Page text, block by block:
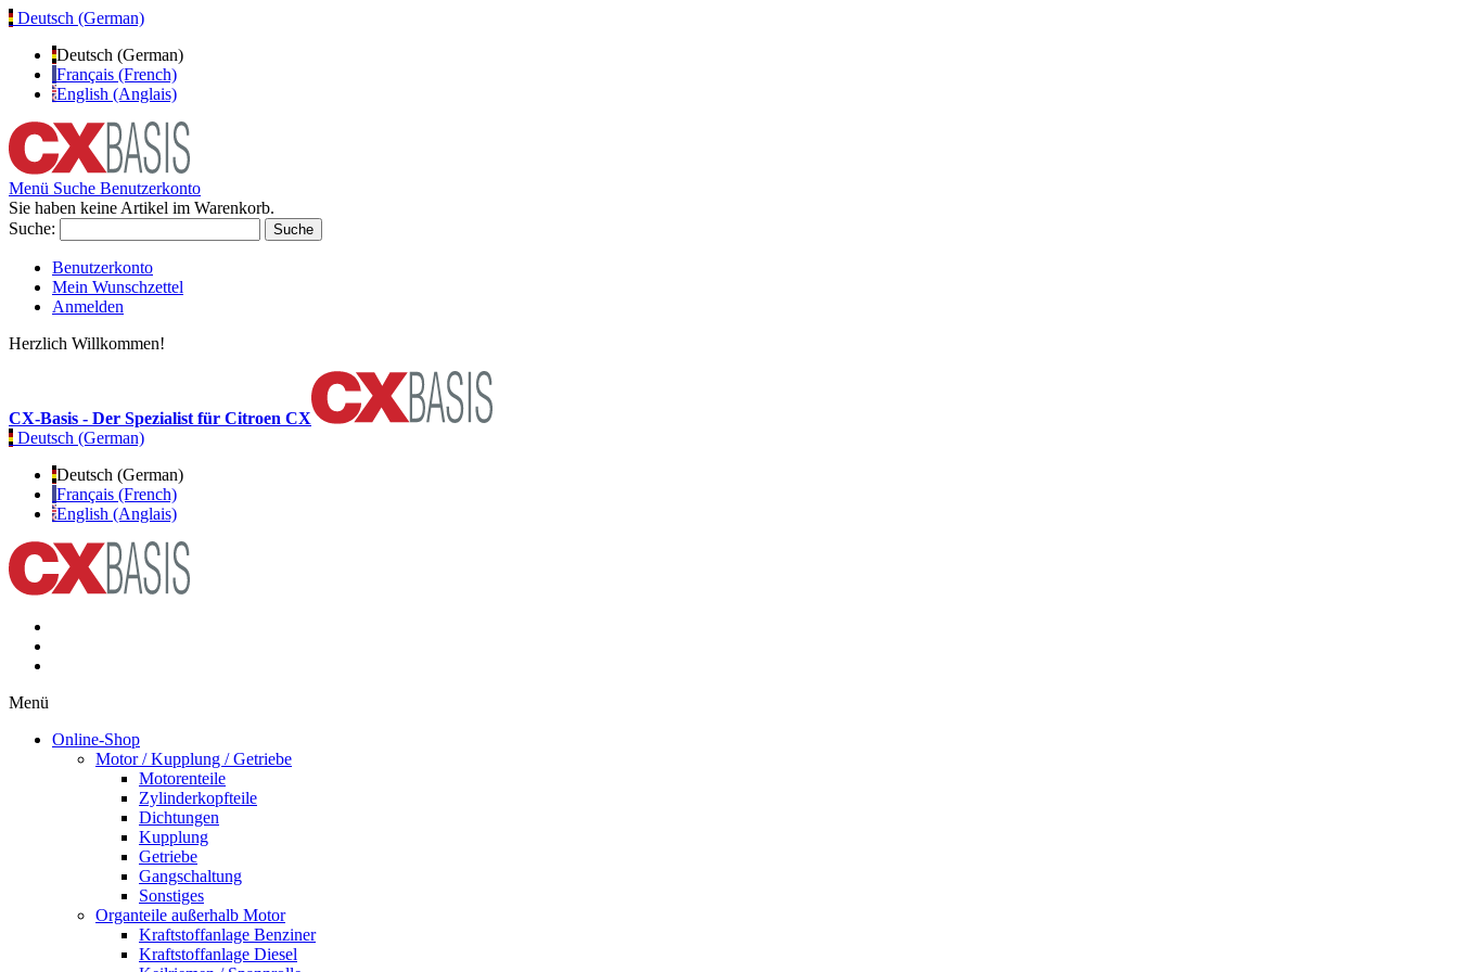
Deutsch (German)
Deutsch (German)
Français (French)
English (Anglais)
Menü Suche Benutzerkonto
Sie haben keine Artikel im Warenkorb.
Suche:
Suche
Benutzerkonto
Mein Wunschzettel
Anmelden
Herzlich Willkommen!
CX-Basis - Der Spezialist für Citroen CX
Deutsch (German)
Deutsch (German)
Français (French)
English (Anglais)
Menü
Online-Shop
Motor / Kupplung / Getriebe
Motorenteile
Zylinderkopfteile
Dichtungen
Kupplung
Getriebe
Gangschaltung
Sonstiges
Organteile außerhalb Motor
Kraftstoffanlage Benziner
Kraftstoffanlage Diesel